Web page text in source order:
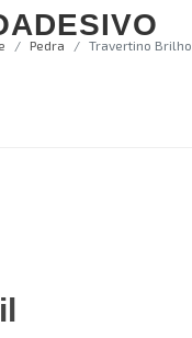
Pedra Travertino